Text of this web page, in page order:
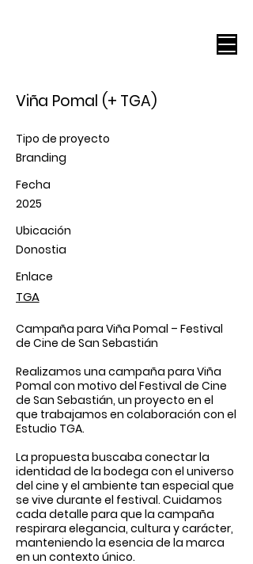
Viña Pomal (+ TGA)
Tipo de proyecto
Branding
Fecha
2025
Ubicación
Donostia
Enlace
TGA
Campaña para Viña Pomal – Festival
de Cine de San Sebastián
Realizamos una campaña para Viña
Pomal con motivo del Festival de Cine
de San Sebastián, un proyecto en el
que trabajamos en colaboración con el
Estudio TGA.
La propuesta buscaba conectar la
identidad de la bodega con el universo
del cine y el ambiente tan especial que
se vive durante el festival. Cuidamos
cada detalle para que la campaña
respirara elegancia, cultura y carácter,
manteniendo la esencia de la marca
en un contexto único.